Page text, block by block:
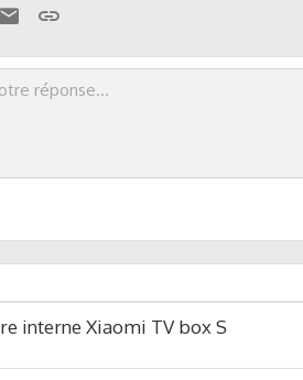
Email
interne Xiaomi TV box S